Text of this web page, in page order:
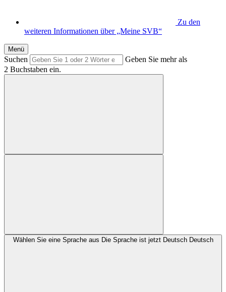
Zu den
weiteren Informationen über „Meine SVB“
Menü
Suchen
Geben Sie mehr als
2 Buchstaben ein.
Wählen Sie eine Sprache aus Die Sprache ist jetzt Deutsch Deutsch